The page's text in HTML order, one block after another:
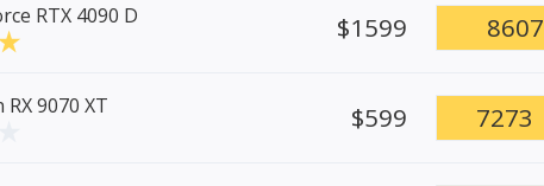
RTX 4090 D $1599 8607
9070 XT $599 7273